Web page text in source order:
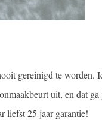
gereinigd te worden.
uit, en dat ga
liefst 25 jaar garantie!